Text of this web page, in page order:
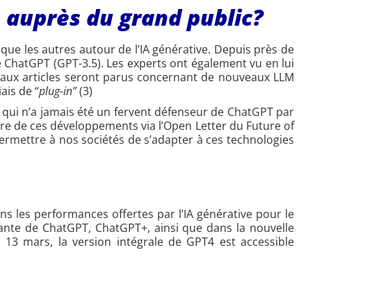
du grand public?
les autres autour de l’IA générative. Depuis près de
(GPT-3.5). Les experts ont également vu en lui
articles seront parus concernant de nouveaux LLM
de “plug-in”(3)
n’a jamais été un fervent défenseur de ChatGPT par
ces développements via l’Open Letter du Future of
à nos sociétés de s’adapter à ces technologies
les performances offertes par l’IA générative pour le
de ChatGPT, ChatGPT+, ainsi que dans la nouvelle
mars, la version intégrale de GPT4 est accessible